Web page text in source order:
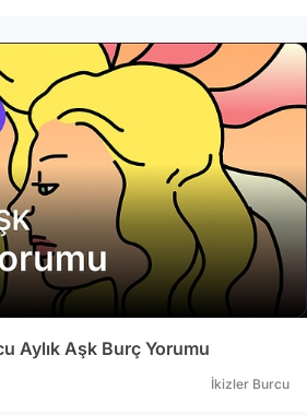
Aylık Aşk Burç Yorumu
İkizler Burcu